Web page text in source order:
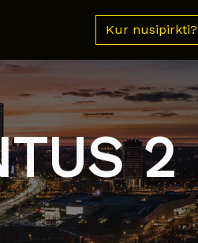
Kur nusipirkti?
2